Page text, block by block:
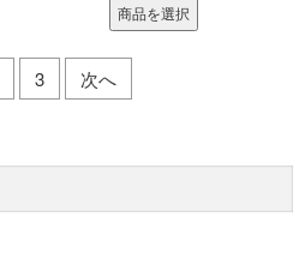
商品を選択
3 次へ